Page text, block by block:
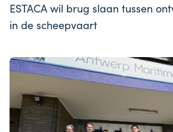
ESTACA wil brug slaan tussen
in de scheepvaart